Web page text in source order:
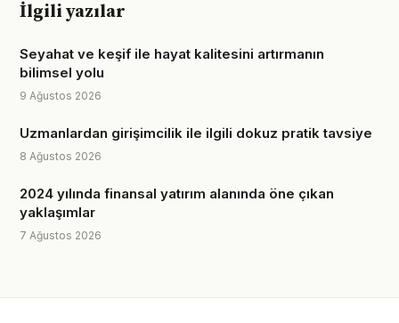
İlgili yazılar
Seyahat ve keşif ile hayat kalitesini artırmanın
bilimsel yolu
9 Ağustos 2026
Uzmanlardan girişimcilik ile ilgili dokuz pratik tavsiye
8 Ağustos 2026
2024 yılında finansal yatırım alanında öne çıkan
yaklaşımlar
7 Ağustos 2026